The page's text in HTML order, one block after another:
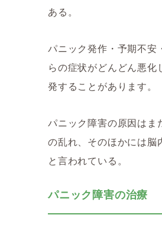
ある。
パニック発作・予期不安
らの症状がどんどん悪
発することがあります。
パニック障害の原因はま
の乱れ、そのほかには脳
と言われている。
パニック障害の治療